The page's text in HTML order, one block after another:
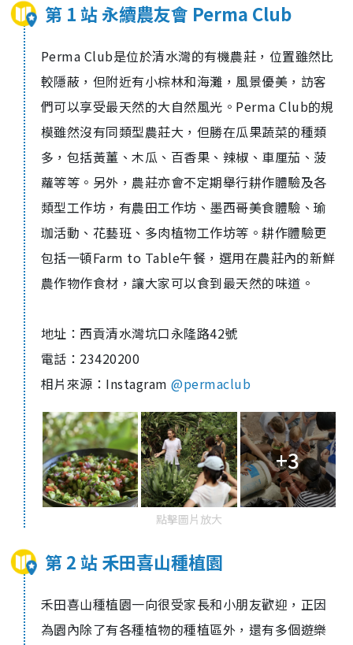
第 1 站 永續農友會 Perma Club
Perma Club是位於清水灣的有機農莊，位置雖然比
較隱蔽，但附近有小棕林和海灘，風景優美，訪客
們可以享受最天然的大自然風光。 Perma Club的規
模雖然沒有同類型農莊大，但勝在瓜果蔬菜的種類
多，包括黃薑、木瓜、百香果、辣椒、車厘茄、菠
蘿等等。另外，農莊亦會不定期舉行耕作體驗及各
類型工作坊，有農田工作坊、墨西哥美食體驗、瑜
珈活動、花藝班、多肉植物工作坊等。耕作體驗更
包括一頓Farm to Table午餐，選用在農莊內的新鮮
農作物作食材，讓大家可以食到最天然的味道。
地址：西貢清水灣坑口永隆路42號
電話： 23420200
相片來源： Instagram@permaclub
+3
點擊圖片放大
第 2 站 禾田喜山種植園
禾田喜山種植園一向很受家長和小朋友歡迎，正因
為園內除了有各種植物的種植區外，還有多個遊樂